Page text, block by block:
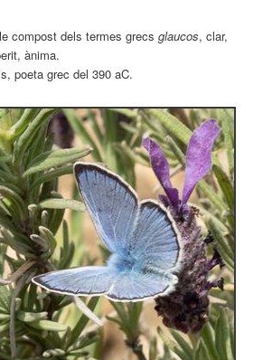
compost dels termes grecsglaucos, clar,
ànima.
poeta grec del 390 aC.